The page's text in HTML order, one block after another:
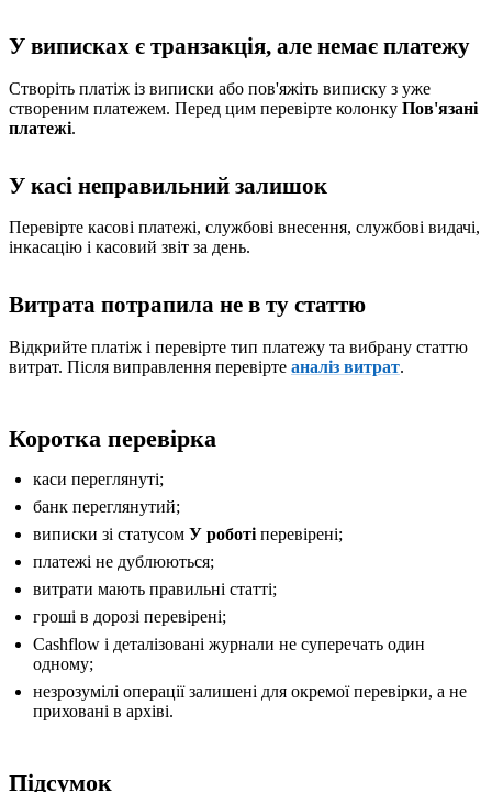
У виписках є транзакція, але немає платежу
Створіть платіж із виписки або пов'яжіть виписку з уже
створеним платежем. Перед цим перевірте колонку Пов'язані
платежі.
У касі неправильний залишок
Перевірте касові платежі, службові внесення, службові видачі,
інкасацію і касовий звіт за день.
Витрата потрапила не в ту статтю
Відкрийте платіж і перевірте тип платежу та вибрану статтю
витрат. Після виправлення перевірте аналіз витрат.
Коротка перевірка
каси переглянуті;
банк переглянутий;
виписки зі статусом У роботіперевірені;
платежі не дублюються;
витрати мають правильні статті;
гроші в дорозі перевірені;
Cashflow і деталізовані журнали не суперечать один
одному;
незрозумілі операції залишені для окремої перевірки, а не
приховані в архіві.
Підсумок